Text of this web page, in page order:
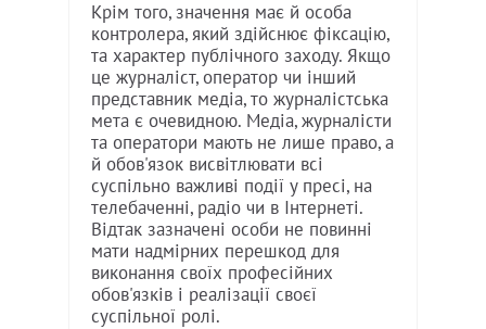
Крім того, значення має й особа
контролера, який здійснює фіксацію,
та характер публічного заходу. Якщо
це журналіст, оператор чи інший
представник медіа, то журналістська
мета є очевидною. Медіа, журналісти
та оператори мають не лише право, а
й обов'язок висвітлювати всі
суспільно важливі події у пресі, на
телебаченні, радіо чи в Інтернеті.
Відтак зазначені особи не повинні
мати надмірних перешкод для
виконання своїх професійних
обов'язків і реалізації своєї
суспільної ролі.